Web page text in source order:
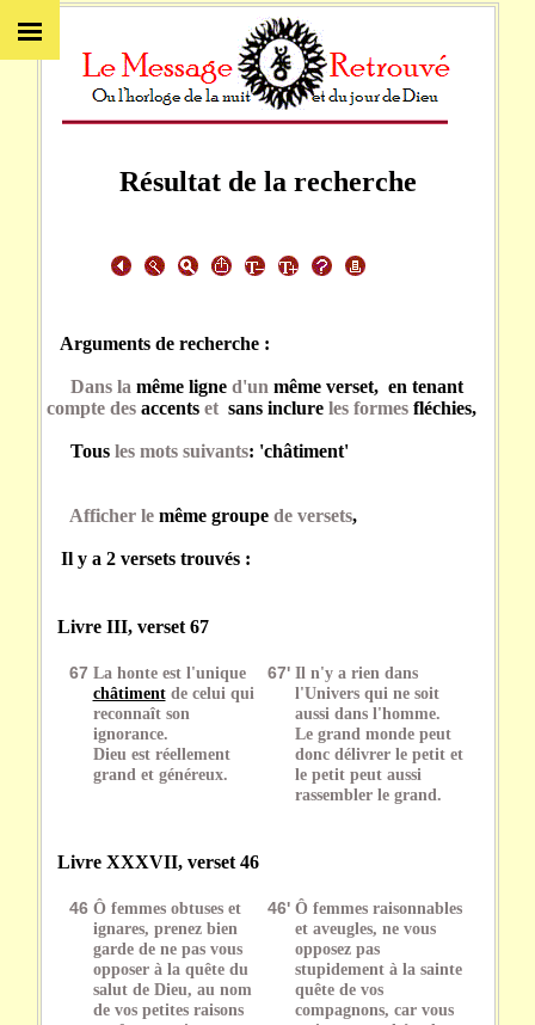
Résultat de la recherche
Arguments de recherche :
Dans la même ligne d'un même verset, en tenant
compte des accents et sans inclureles formes fléchies,
Tous les mots suivants: 'châtiment'
Afficher le même groupede versets,
Il y a 2 versets trouvés :
Livre III, verset 67
67 La honte est l'unique
châtimentde celui qui
reconnaît son
ignorance.
Dieu est réellement
grand et généreux.
67' Il n'y a rien dans
l'Univers qui ne soit
aussi dans l'homme.
Le grand monde peut
donc délivrer le petit et
le petit peut aussi
rassembler le grand.
Livre XXXVII, verset 46
46 Ô femmes obtuses et
ignares, prenez bien
garde de ne pas vous
opposer à la quête du
salut de Dieu, au nom
de vos petites raisons
46' Ô femmes raisonnables
et aveugles, ne vous
opposez pas
stupidement à la sainte
quête de vos
compagnons, car vous